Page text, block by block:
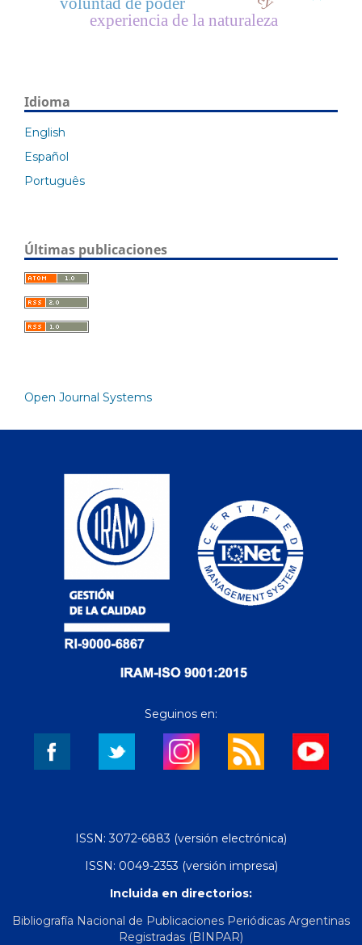
experiencia de la naturaleza
Idioma
English
Español
Português
Últimas publicaciones
Open Journal Systems
Seguinos en:
ISSN: 3072-6883 (versión electrónica)
ISSN: 0049-2353 (versión impresa)
Incluida en directorios:
Bibliografía Nacional de Publicaciones Periódicas Argentinas
Registradas (BINPAR)